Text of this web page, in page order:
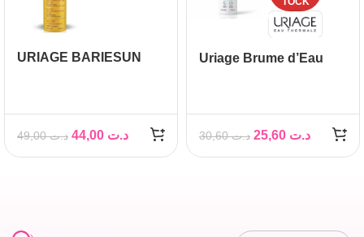
URIAGE BARIESUN
200ML
د.ت49,00 د.ت
Uriage Brume d’Eau
د.ت30,60 د.ت